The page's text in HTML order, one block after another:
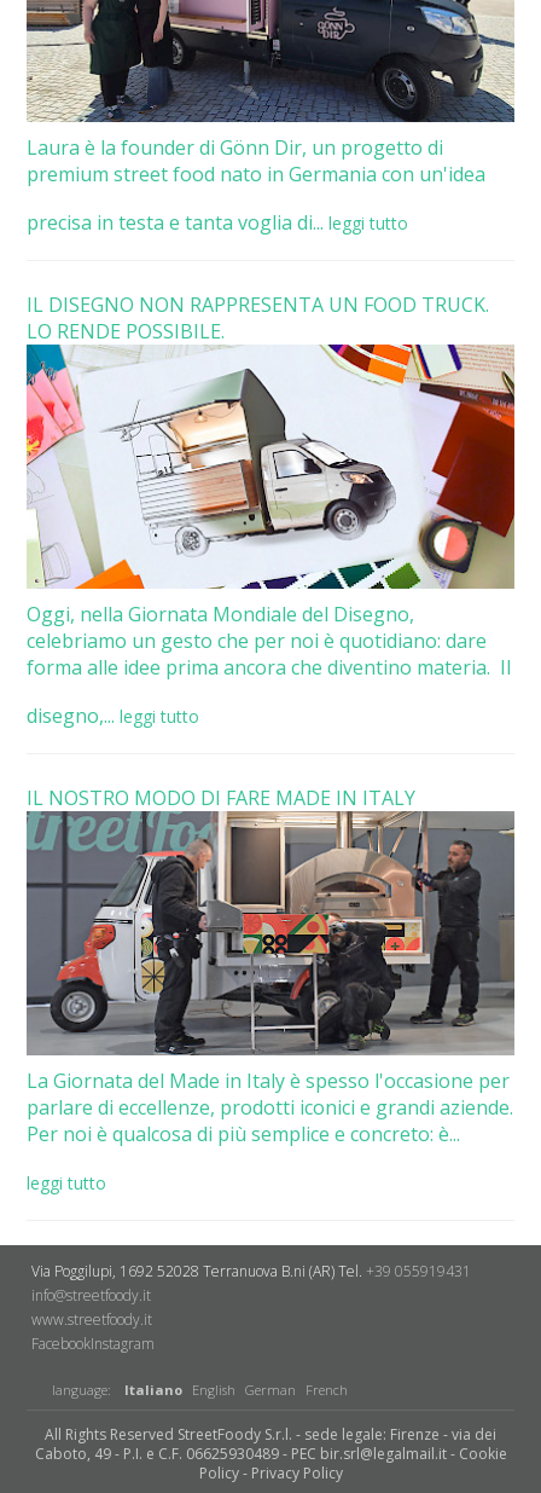
Laura è la founder di Gönn Dir, un progetto di
premium street food nato in Germania con un'idea
precisa in testa e tanta voglia di... leggi tutto
IL DISEGNO NON RAPPRESENTA UN FOOD TRUCK.
LO RENDE POSSIBILE.
Oggi, nella Giornata Mondiale del Disegno,
celebriamo un gesto che per noi è quotidiano: dare
forma alle idee prima ancora che diventino materia. Il
disegno,... leggi tutto
IL NOSTRO MODO DI FARE MADE IN ITALY
La Giornata del Made in Italy è spesso l'occasione per
parlare di eccellenze, prodotti iconici e grandi aziende.
Per noi è qualcosa di più semplice e concreto: è...
leggi tutto
Via Poggilupi, 1692 52028 Terranuova B.ni (AR)Tel. +39 055919431
info@streetfoody.it
www.streetfoody.it
Facebook​Instagram
language: Italiano English German French
All Rights Reserved StreetFoody S.r.l. - sede legale: Firenze - via dei
Caboto, 49 - P.I. e C.F. 06625930489 - PEC bir.srl@legalmail.it - Cookie
Policy- Privacy Policy